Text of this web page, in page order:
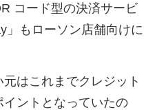
コード型の決済サービ
」もローソン店舗向けに
元はこれまでクレジット
ントとなっていたの